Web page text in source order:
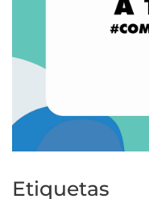
Etiquetas